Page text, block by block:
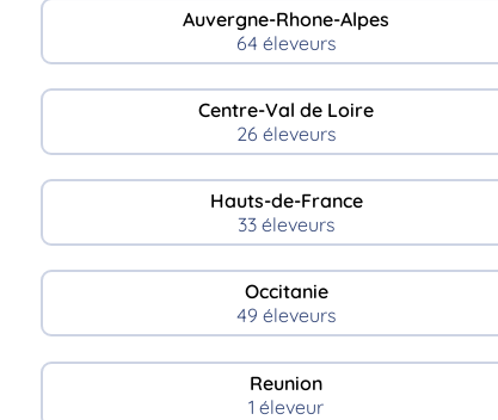
Auvergne-Rhone-Alpes
64 éleveurs
Centre-Val de Loire
26 éleveurs
Hauts-de-France
33 éleveurs
Occitanie
49 éleveurs
Reunion
1 éleveur